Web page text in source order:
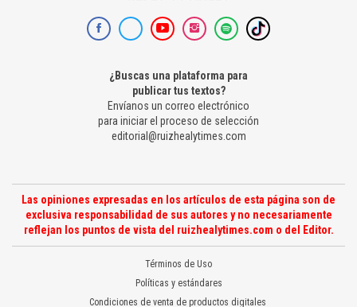
¿Buscas una plataforma para
publicar tus textos?
Envíanos un correo electrónico
para iniciar el proceso de selección
editorial@ruizhealytimes.com
Las opiniones expresadas en los artículos de esta página son de
exclusiva responsabilidad de sus autores y no necesariamente
reflejan los puntos de vista del ruizhealytimes.com o del Editor.
Términos de Uso
Políticas y estándares
Condiciones de venta de productos digitales